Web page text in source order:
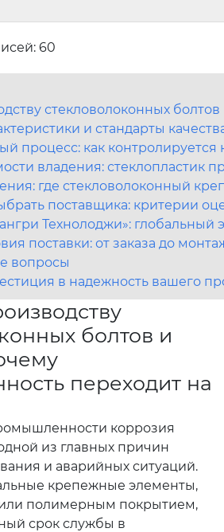
60
стекловолоконных
и стандарты
процесс: как контролируется
владения: стеклопластик
где стекловолоконный
поставщика: критерии
Технолоджи»:
поставки: от заказа до
вопросы
в надежность вашего
болтов и
переходит на
коррозия
из главных причин
и аварийных ситуаций.
крепежные элементы,
полимерным покрытием,
срок службы в